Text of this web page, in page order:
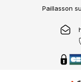
Paillasson